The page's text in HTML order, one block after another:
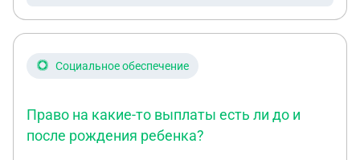
от любых претензий собственников, в том числе
представлять мать по доверенности 2. Должны
Социальное обеспечение
Право на какие-то выплаты есть ли до и
после рождения ребенка?